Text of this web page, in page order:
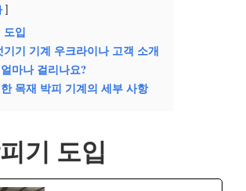
도입
기기 기계 우크라이나 고객 소개
마나 걸리나요?
목재 박피 기계의 세부 사항
기 도입